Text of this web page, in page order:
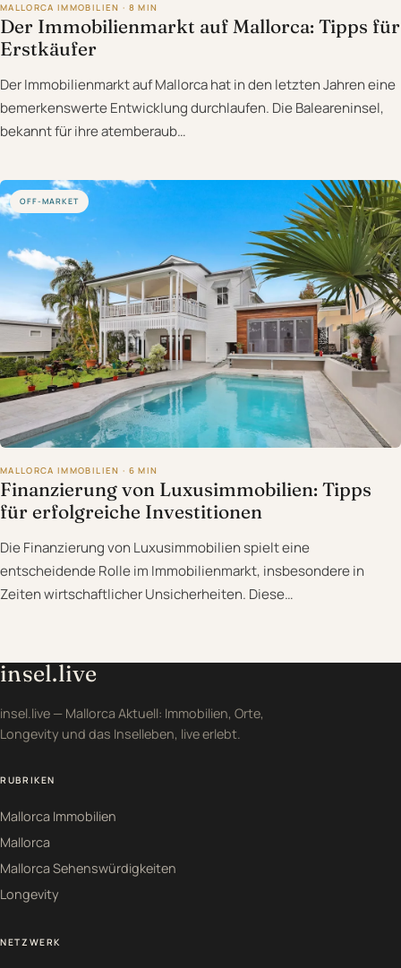
MALLORCA IMMOBILIEN · 8 MIN
Der Immobilienmarkt auf Mallorca: Tipps für
Erstkäufer
Der Immobilienmarkt auf Mallorca hat in den letzten Jahren eine
bemerkenswerte Entwicklung durchlaufen. Die Baleareninsel,
bekannt für ihre atemberaub…
OFF-MARKET
MALLORCA IMMOBILIEN · 6 MIN
Finanzierung von Luxusimmobilien: Tipps
für erfolgreiche Investitionen
Die Finanzierung von Luxusimmobilien spielt eine
entscheidende Rolle im Immobilienmarkt, insbesondere in
Zeiten wirtschaftlicher Unsicherheiten. Diese…
insel.live
insel.live — Mallorca Aktuell: Immobilien, Orte,
Longevity und das Inselleben, live erlebt.
RUBRIKEN
Mallorca Immobilien
Mallorca
Mallorca Sehenswürdigkeiten
Longevity
NETZWERK